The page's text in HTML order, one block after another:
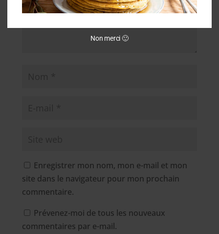
Enregistrer mon nom, mon e-mail et mon
site dans le navigateur pour mon prochain
commentaire.
Prévenez-moi de tous les nouveaux
commentaires par e-mail.
Non merci 🙂